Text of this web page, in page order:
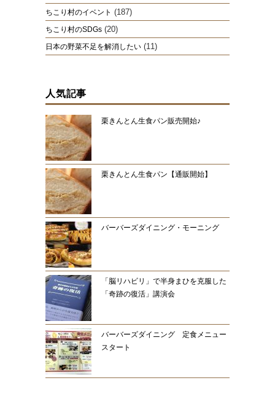
ちこり村のイベント (187)
ちこり村のSDGs (20)
日本の野菜不足を解消したい (11)
人気記事
栗きんとん生食パン販売開始♪
栗きんとん生食パン【通販開始】
バーバーズダイニング・モーニング
「脳リハビリ」で半身まひを克服した
「奇跡の復活」講演会
バーバーズダイニング 定食メニュー
スタート